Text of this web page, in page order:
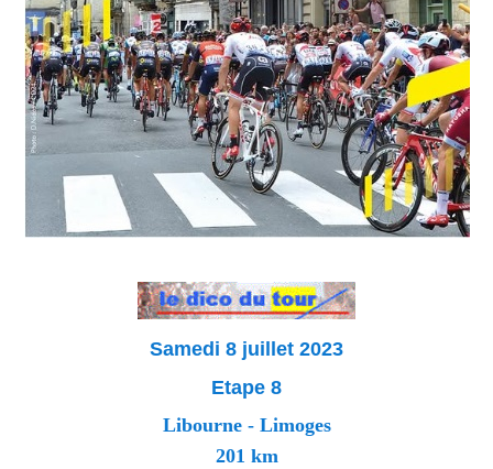
Samedi 8 juillet 2023
Etape 8
Libourne - Limoges
201 km